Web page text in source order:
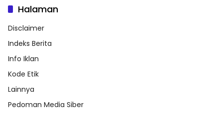
Halaman
Disclaimer
Indeks Berita
Info Iklan
Kode Etik
Lainnya
Pedoman Media Siber